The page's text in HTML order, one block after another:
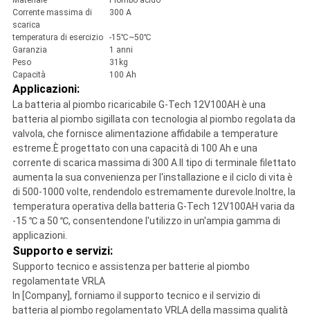
Corrente massima di
scarica
300 A
temperatura di esercizio
-15℃~50℃
Garanzia
1 anni
Peso
31kg
Capacità
100 Ah
Applicazioni:
La batteria al piombo ricaricabile G-Tech 12V100AH ​​è una
batteria al piombo sigillata con tecnologia al piombo regolata da
valvola, che fornisce alimentazione affidabile a temperature
estreme.È progettato con una capacità di 100 Ah e una
corrente di scarica massima di 300 A.Il tipo di terminale filettato
aumenta la sua convenienza per l'installazione e il ciclo di vita è
di 500-1000 volte, rendendolo estremamente durevole.Inoltre, la
temperatura operativa della batteria G-Tech 12V100AH ​​varia da
-15 ℃ a 50 ℃, consentendone l'utilizzo in un'ampia gamma di
applicazioni.
Supporto e servizi:
Supporto tecnico e assistenza per batterie al piombo
regolamentate VRLA
In [Company], forniamo il supporto tecnico e il servizio di
batteria al piombo regolamentato VRLA della massima qualità